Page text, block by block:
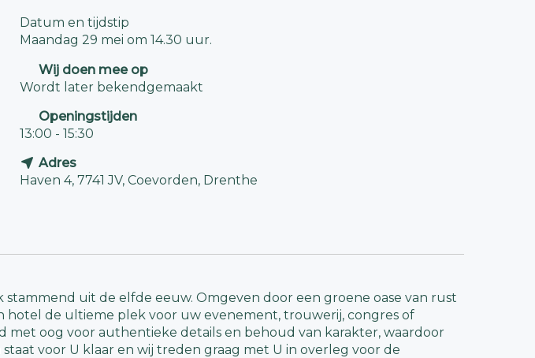
Datum en tijdstip
Maandag 29 mei om 14.30 uur.
Wij doen mee op
Wordt later bekendgemaakt
Openingstijden
13:00 - 15:30
Adres
Haven 4, 7741 JV, Coevorden, Drenthe
uit de elfde eeuw. Omgeven door een groene oase van rust
hotel de ultieme plek voor uw evenement, trouwerij, congres of
met oog voor authentieke details en behoud van karakter, waardoor
voor U klaar en wij treden graag met U in overleg voor de